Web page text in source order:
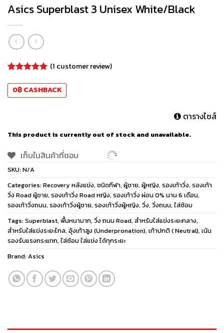
Asics Superblast 3 Unisex White/Black
out of 5
based on
(1 customer review)
0฿CASHBACK
ตารางไซส์
This product is currently out of stock and unavailable.
เก็บในสินค้าที่ชอบ
SKU:N/A
Categories:Recovery หลังแข่ง, ชนิดกีฬา, ผู้ชาย, ผู้หญิง, รองเท้าวิ่ง, รองเท้า
วิ่ง Road ผู้ชาย, รองเท้าวิ่ง Road หญิง, รองเท้าวิ่ง ผ่อน 0% นาน 6 เดือน,
รองเท้าวิ่งถนน, รองเท้าวิ่งผู้ชาย, รองเท้าวิ่งผู้หญิง, วิ่ง, วิ่งถนน, ใส่ซ้อม
Tags:Superblast, พื้นหนามาก, วิ่ง ถนน Road, สำหรับใส่แข่งระยะกลาง,
สำหรับใส่แข่งระยะไกล, อุ้งเท้าสูง (Underpronation), เท้าปกติ ( Neutral), เน้น
รองรับแรงกระแทก, ใส่ซ้อม ใส่แข่ง ได้ทุกระยะ
Brand:Asics